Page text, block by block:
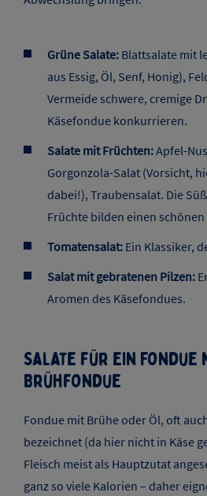
Grüne Salate: Blattsalate mit
aus Essig, Öl, Senf, Honig),
Vermeide schwere, cremige
Käsefondue konkurrieren.
Salate mit Früchten:Apfel-
Gorgonzola-Salat (Vorsicht,
dabei!), Traubensalat. Die
Früchte bilden einen
Tomatensalat: Ein Klassiker,
Salat mit gebratenen Pilzen:
Aromen des Käsefondues.
Salate für ein Fondue
Brühfondue
Fondue mit Brühe oder Öl, oft
bezeichnet (da hier nicht in Käse
Fleisch meist als Hauptzutat
ganz so viele Kalorien – daher